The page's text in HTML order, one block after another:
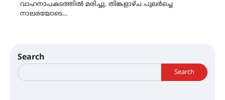
വാഹനാപകടത്തില്‍ മരിച്ചു. തിങ്കളാഴ്ച പുലര്‍ച്ചെ
നാലരയോടെ…
Search
Search